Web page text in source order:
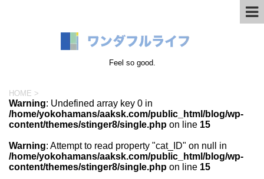
Feel so good.
HOME >
Warning: Undefined array key 0 in
/home/yokohamans/aaksk.com/public_html/blog/wp-
content/themes/stinger8/single.php on line 15
Warning: Attempt to read property "cat_ID" on null in
/home/yokohamans/aaksk.com/public_html/blog/wp-
content/themes/stinger8/single.php on line 15